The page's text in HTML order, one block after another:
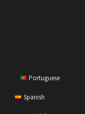
Portuguese
Spanish